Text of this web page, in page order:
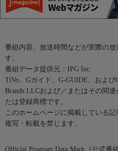
番組内容、放送時間などが実際の
す。
番組データ提供元：IPG Inc.
TiVo、Gガイド、G-GUIDE、およ
Brands LLCおよび／またはその関
たは登録商標です。
このホームページに掲載している
複写・転載を禁じます。
Official Program Data Mark（公式番